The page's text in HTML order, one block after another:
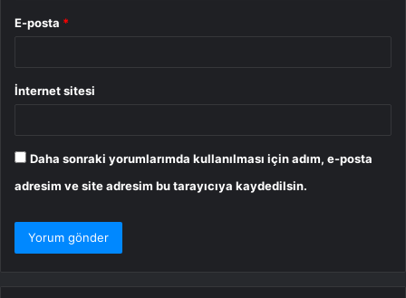
E-posta *
İnternet sitesi
Daha sonraki yorumlarımda kullanılması için adım, e-posta
adresim ve site adresim bu tarayıcıya kaydedilsin.